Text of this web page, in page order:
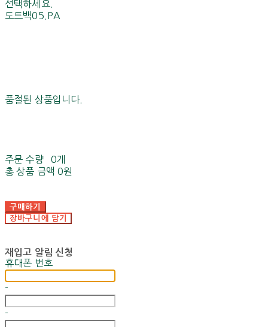
선택하세요.
도트백05.PA
품절된 상품입니다.
주문 수량
0개
총 상품 금액 0원
구매하기
장바구니에 담기
재입고 알림 신청
휴대폰 번호
-
-